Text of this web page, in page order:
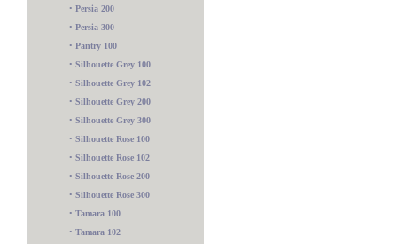
• Persia 200
• Persia 300
• Pantry 100
• Silhouette Grey 100
• Silhouette Grey 102
• Silhouette Grey 200
• Silhouette Grey 300
• Silhouette Rose 100
• Silhouette Rose 102
• Silhouette Rose 200
• Silhouette Rose 300
• Tamara 100
• Tamara 102